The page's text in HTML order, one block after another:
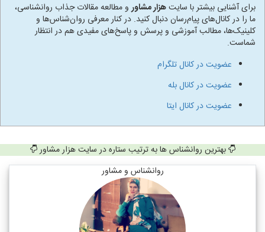
برای آشنایی بیشتر با سایتهزار مشاورو مطالعه مقالات جذاب روانشناسی،
ما را در کانال‌های پیام‌رسان دنبال کنید. در کنار معرفی روان‌شناس‌ها و
کلینیک‌ها، مطالب آموزشی و پرسش و پاسخ‌های مفیدی هم در انتظار
شماست.
عضویت در کانال تلگرام
عضویت در کانال بله
عضویت در کانال ایتا
بهترین روانشناس ها به ترتیب ستاره در سایت هزار مشاور
روانشناس و مشاور